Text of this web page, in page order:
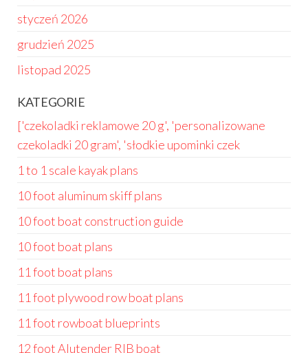
styczeń 2026
grudzień 2025
listopad 2025
KATEGORIE
['czekoladki reklamowe 20 g', 'personalizowane
czekoladki 20 gram', 'słodkie upominki czek
1 to 1 scale kayak plans
10 foot aluminum skiff plans
10 foot boat construction guide
10 foot boat plans
11 foot boat plans
11 foot plywood row boat plans
11 foot rowboat blueprints
12 foot Alutender RIB boat